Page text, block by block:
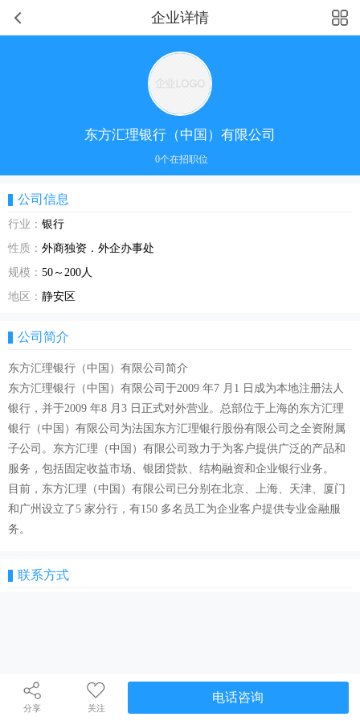
企业详情
分享 关注
电话咨询
东方汇理银行（中国）有限公司
0个在招职位
公司信息
行业： 银行
性质： 外商独资．外企办事处
规模： 50～200人
地区： 静安区
公司简介
东方汇理银行（中国）有限公司简介
东方汇理银行（中国）有限公司于2009 年7 月1 日成为本地注册法人
银行，并于2009 年8 月3 日正式对外营业。总部位于上海的东方汇理
银行（中国）有限公司为法国东方汇理银行股份有限公司之全资附属
子公司。东方汇理（中国）有限公司致力于为客户提供广泛的产品和
服务，包括固定收益市场、银团贷款、结构融资和企业银行业务。
目前，东方汇理（中国）有限公司已分别在北京、上海、天津、厦门
和广州设立了5 家分行，有150 多名员工为企业客户提供专业金融服
务。
联系方式